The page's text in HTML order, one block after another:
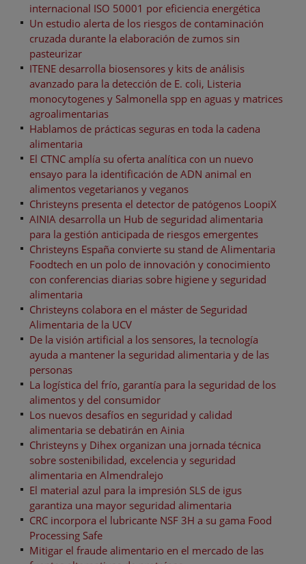
internacional ISO 50001 por eficiencia energética
Un estudio alerta de los riesgos de contaminación
cruzada durante la elaboración de zumos sin
pasteurizar
ITENE desarrolla biosensores y kits de análisis
avanzado para la detección de E. coli, Listeria
monocytogenes y Salmonella spp en aguas y matrices
agroalimentarias
Hablamos de prácticas seguras en toda la cadena
alimentaria
El CTNC amplía su oferta analítica con un nuevo
ensayo para la identificación de ADN animal en
alimentos vegetarianos y veganos
Christeyns presenta el detector de patógenos LoopiX
AINIA desarrolla un Hub de seguridad alimentaria
para la gestión anticipada de riesgos emergentes
Christeyns España convierte su stand de Alimentaria
Foodtech en un polo de innovación y conocimiento
con conferencias diarias sobre higiene y seguridad
alimentaria
Christeyns colabora en el máster de Seguridad
Alimentaria de la UCV
De la visión artificial a los sensores, la tecnología
ayuda a mantener la seguridad alimentaria y de las
personas
La logística del frío, garantía para la seguridad de los
alimentos y del consumidor
Los nuevos desafíos en seguridad y calidad
alimentaria se debatirán en Ainia
Christeyns y Dihex organizan una jornada técnica
sobre sostenibilidad, excelencia y seguridad
alimentaria en Almendralejo
El material azul para la impresión SLS de igus
garantiza una mayor seguridad alimentaria
CRC incorpora el lubricante NSF 3H a su gama Food
Processing Safe
Mitigar el fraude alimentario en el mercado de las